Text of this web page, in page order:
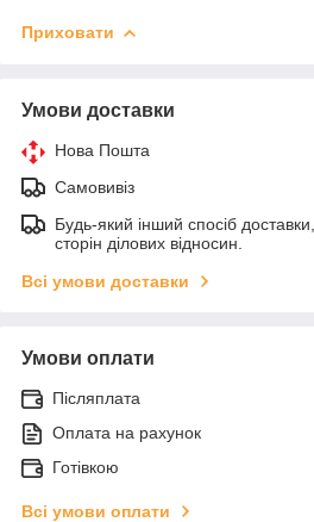
Приховати
Умови доставки
Нова Пошта
Самовивіз
Будь-який інший спосіб
сторін ділових відносин.
Всі умови доставки
Умови оплати
Післяплата
Оплата на рахунок
Готівкою
Всі умови оплати